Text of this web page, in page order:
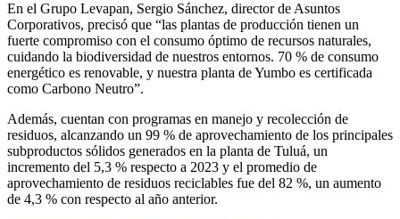
En el Grupo Levapan, Sergio Sánchez, director de Asuntos
Corporativos, precisó que “las plantas de producción tienen un
fuerte compromiso con el consumo óptimo de recursos naturales,
cuidando la biodiversidad de nuestros entornos. 70 % de consumo
energético es renovable, y nuestra planta de Yumbo es certificada
como Carbono Neutro”.
Además, cuentan con programas en manejo y recolección de
residuos, alcanzando un 99 % de aprovechamiento de los principales
subproductos sólidos generados en la planta de Tuluá, un
incremento del 5,3 % respecto a 2023 y el promedio de
aprovechamiento de residuos reciclables fue del 82 %, un aumento
de 4,3 % con respecto al año anterior.